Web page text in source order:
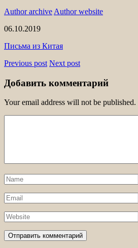
Author archive Author website
06.10.2019
Письма из Китая
Previous post Next post
Добавить комментарий
Your email address will not be published.